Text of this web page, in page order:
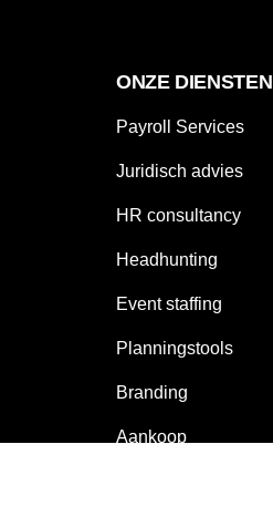
ONZE DIENSTEN
Payroll Services
Juridisch advies
HR consultancy
Headhunting
Event staffing
Planningstools
Branding
Aankoop